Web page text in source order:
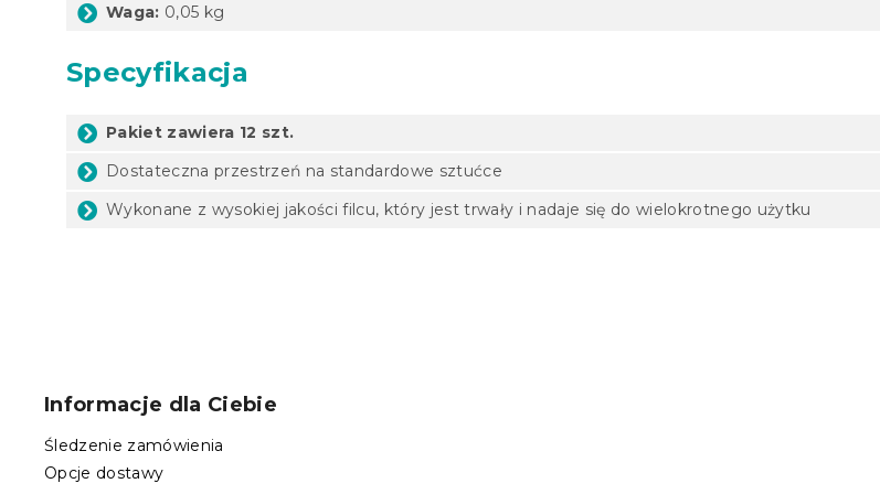
Waga: 0,05 kg
Specyfikacja
Pakiet zawiera 12 szt.
Dostateczna przestrzeń na standardowe sztućce
Wykonane z wysokiej jakości filcu, który jest trwały i nadaje się do wielokrotnego użytku
Informacje dla Ciebie
Śledzenie zamówienia
Opcje dostawy